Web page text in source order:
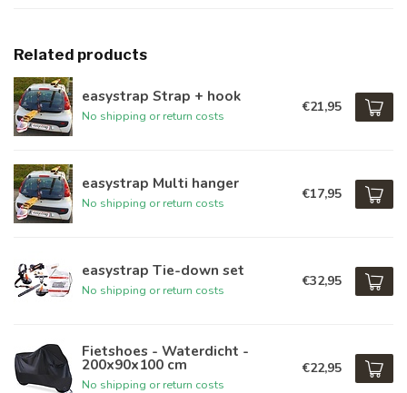
Related products
easystrap Strap + hook
No shipping or return costs
€21,95
easystrap Multi hanger
No shipping or return costs
€17,95
easystrap Tie-down set
No shipping or return costs
€32,95
Fietshoes - Waterdicht -
200x90x100 cm
No shipping or return costs
€22,95